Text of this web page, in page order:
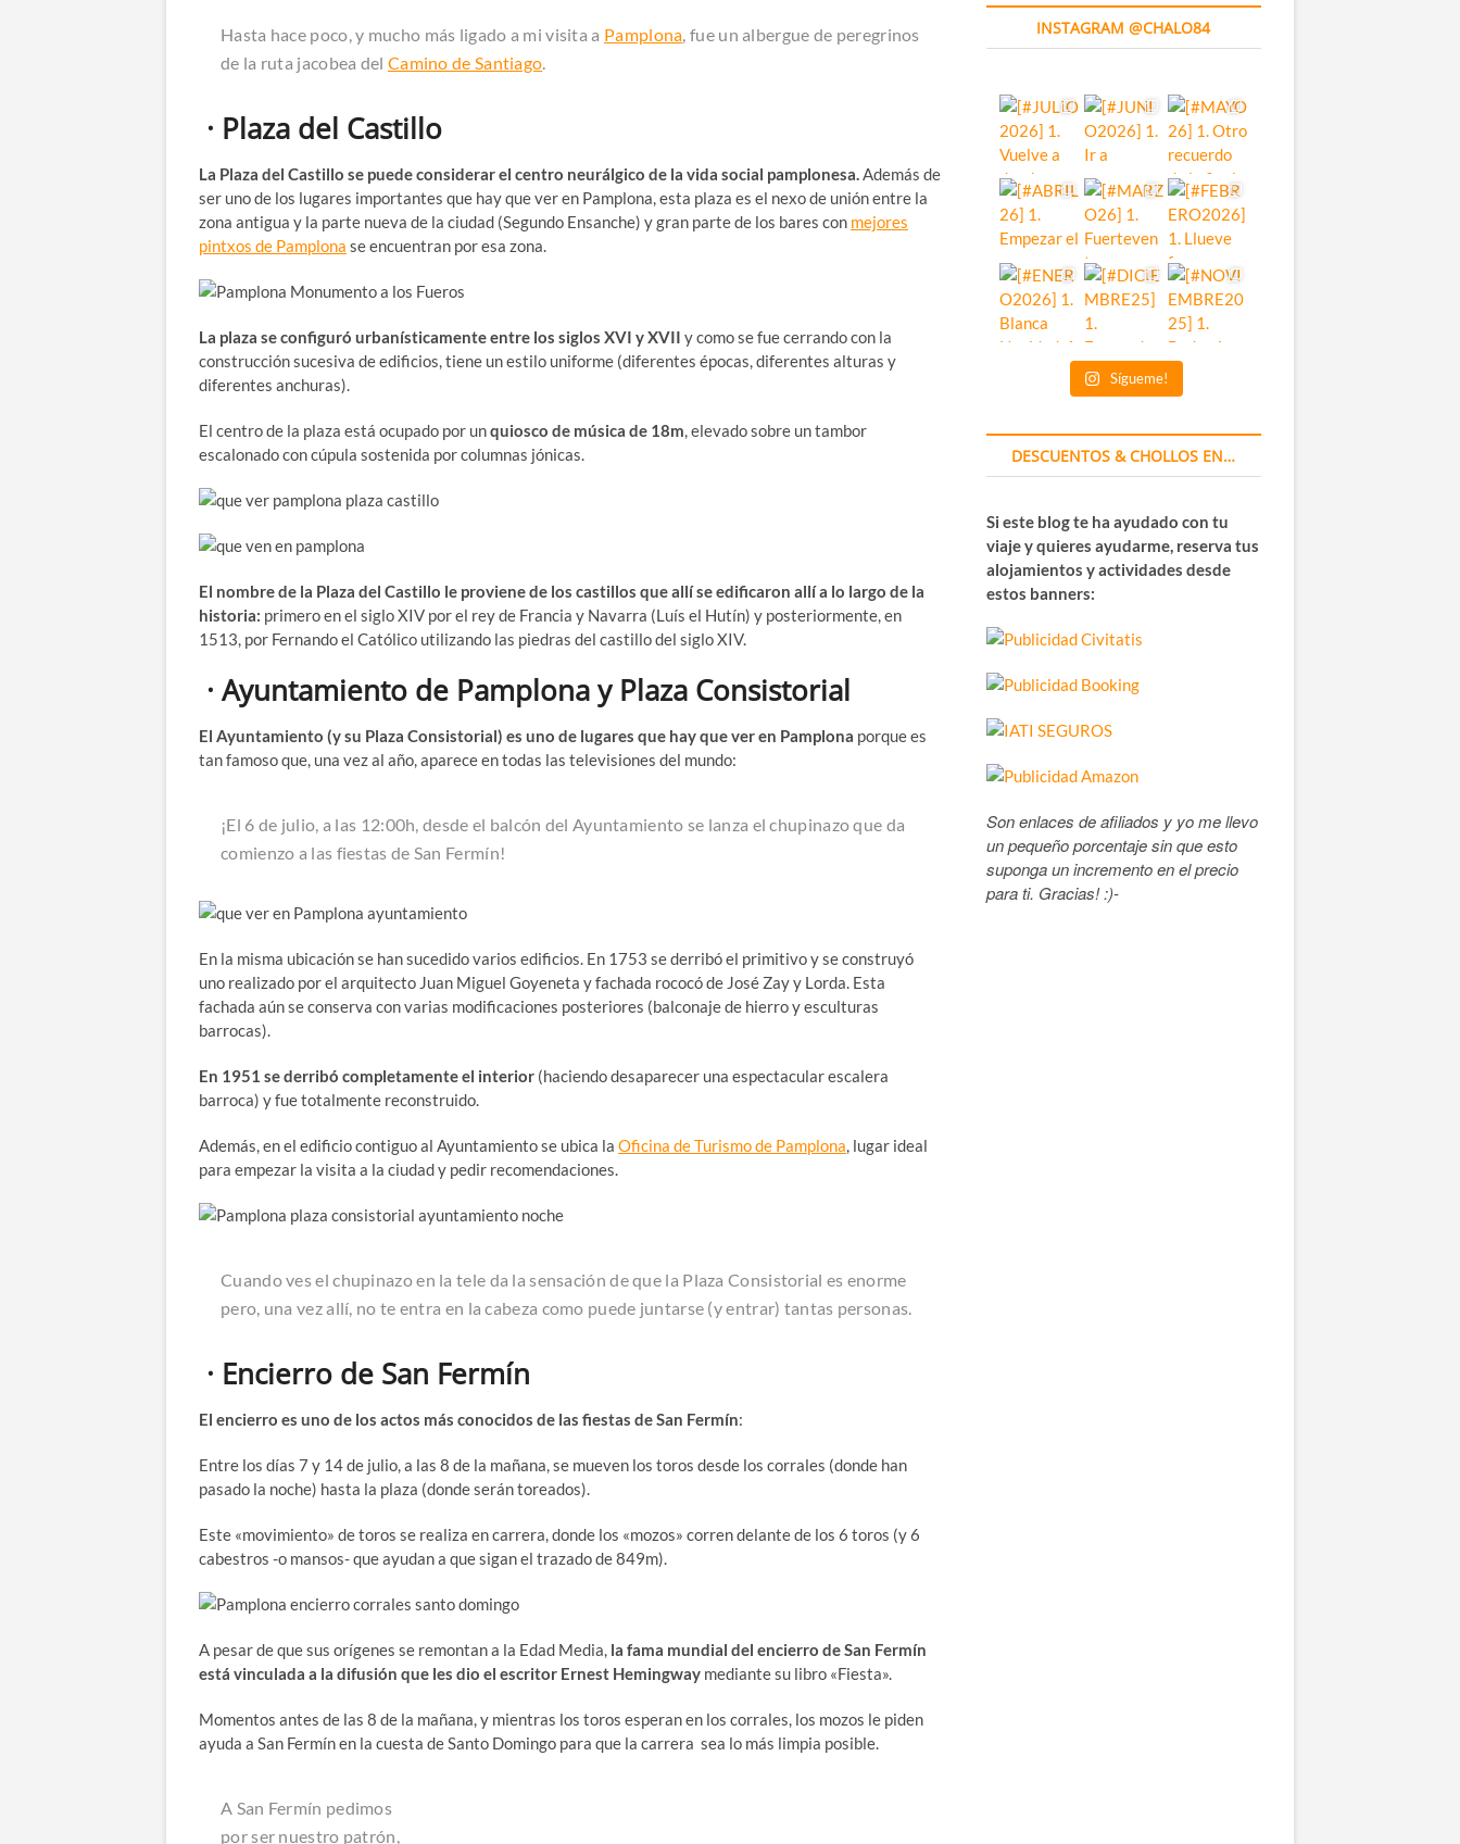
Hasta hace poco, y mucho más ligado a mi visita a Pamplona, fue un albergue de peregrinos
de la ruta jacobea del Camino de Santiago.
· Plaza del Castillo
La Plaza del Castillo se puede considerar el centro neurálgico de la vida social pamplonesa.Además de
ser uno de los lugares importantes que hay que ver en Pamplona, esta plaza es el nexo de unión entre la
zona antigua y la parte nueva de la ciudad (Segundo Ensanche) y gran parte de los bares con mejores
pintxos de Pamplona se encuentran por esa zona.
La plaza se configuró urbanísticamente entre los siglos XVI y XVII y como se fue cerrando con la
construcción sucesiva de edificios, tiene un estilo uniforme (diferentes épocas, diferentes alturas y
diferentes anchuras).
El centro de la plaza está ocupado por unquiosco de música de 18m, elevado sobre un tambor
escalonado con cúpula sostenida por columnas jónicas.
El nombre de la Plaza del Castillo le proviene de los castillos que allí se edificaron allí a lo largo de la
historia: primero en el siglo XIV por el rey de Francia y Navarra (Luís el Hutín) y posteriormente, en
1513, por Fernando el Católico utilizando las piedras del castillo del siglo XIV.
· Ayuntamiento de Pamplona y Plaza Consistorial
El Ayuntamiento (y su Plaza Consistorial) es uno de lugares que hay que ver en Pamplona porque es
tan famoso que, una vez al año, aparece en todas las televisiones del mundo:
¡El 6 de julio, a las 12:00h, desde el balcón del Ayuntamiento se lanza el chupinazo que da
comienzo a las fiestas de San Fermín!
En la misma ubicación se han sucedido varios edificios. En 1753 se derribó el primitivo y se construyó
uno realizado por el arquitecto Juan Miguel Goyeneta y fachada rococó de José Zay y Lorda. Esta
fachada aún se conserva con varias modificaciones posteriores (balconaje de hierro y esculturas
barrocas).
En 1951 se derribó completamente el interior (haciendo desaparecer una espectacular escalera
barroca) y fue totalmente reconstruido.
Además, en el edificio contiguo al Ayuntamiento se ubica la Oficina de Turismo de Pamplona, lugar ideal
para empezar la visita a la ciudad y pedir recomendaciones.
Cuando ves el chupinazo en la tele da la sensación de que la Plaza Consistorial es enorme
pero, una vez allí, no te entra en la cabeza como puede juntarse (y entrar) tantas personas.
· Encierro de San Fermín
El encierro es uno de los actos más conocidos de las fiestas de San Fermín:
Entre los días 7 y 14 de julio, a las 8 de la mañana, se mueven los toros desde los corrales (donde han
pasado la noche) hasta la plaza (donde serán toreados).
Este «movimiento» de toros se realiza en carrera, donde los «mozos» corren delante de los 6 toros (y 6
cabestros -o mansos- que ayudan a que sigan el trazado de 849m).
A pesar de que sus orígenes se remontan a la Edad Media, la fama mundial del encierro de San Fermín
está vinculada a la difusión que les dio el escritor Ernest Hemingway mediante su libro «Fiesta».
Momentos antes de las 8 de la mañana, y mientras los toros esperan en los corrales, los mozos le piden
ayuda a San Fermín en la cuesta de Santo Domingo para que la carrera sea lo más limpia posible.
A San Fermín pedimos
por ser nuestro patrón,
INSTAGRAM @CHALO84
Sígueme!
DESCUENTOS & CHOLLOS EN…
Si este blog te ha ayudado con tu
viaje y quieres ayudarme, reserva tus
alojamientos y actividades desde
estos banners:
Son enlaces de afiliados y yo me llevo
un pequeño porcentaje sin que esto
suponga un incremento en el precio
para ti. Gracias! :)-